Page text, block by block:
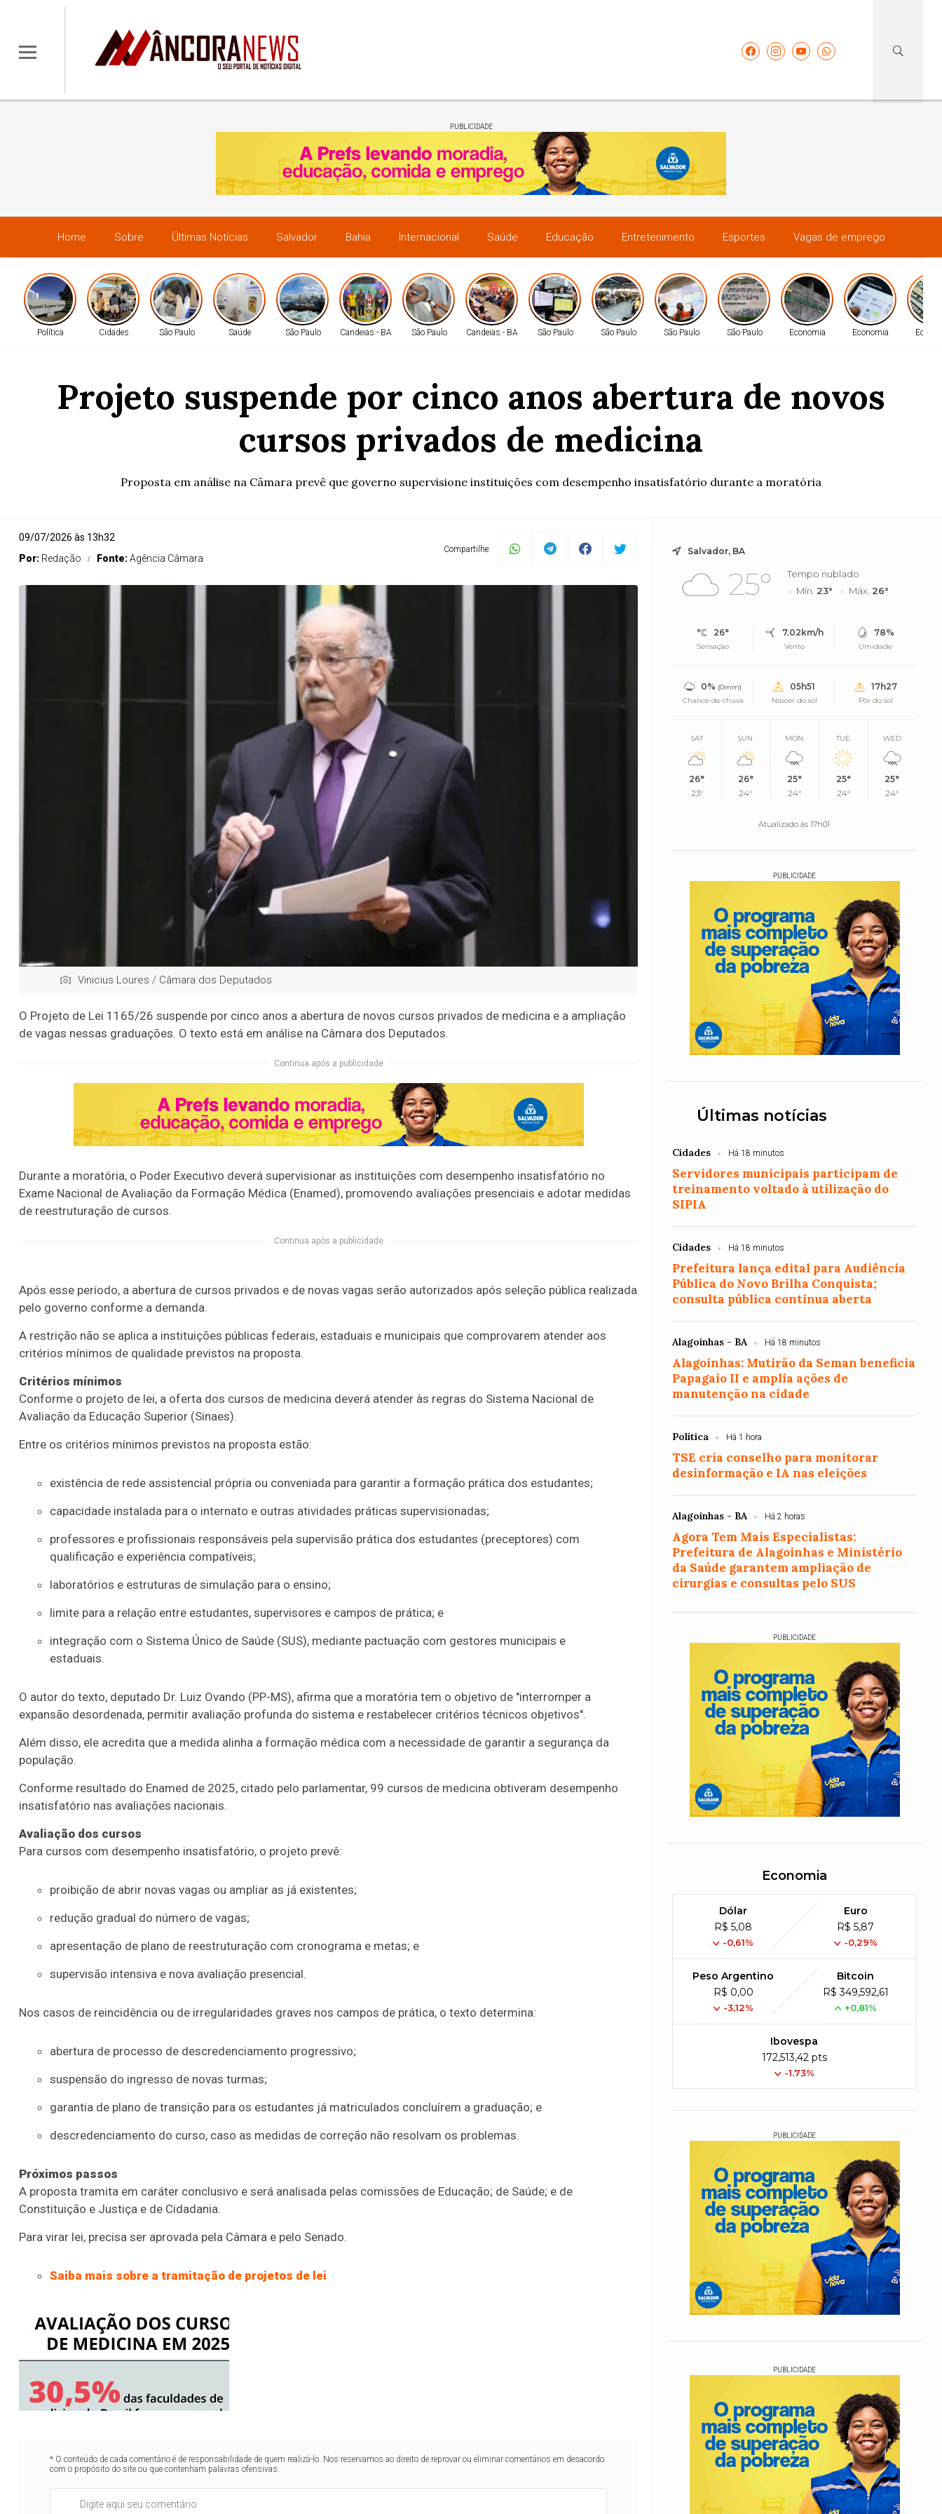
PUBLICIDADE
Home Sobre Últimas Notícias Salvador Bahia Internacional Saúde Educação Entretenimento Esportes Vagas de emprego
Política Cidades São Paulo Saúde São Paulo Candeias - BA São Paulo Candeias - BA São Paulo São Paulo São Paulo São Paulo Economia Economia
Projeto suspende por cinco anos abertura de novos
cursos privados de medicina
Proposta em análise na Câmara prevê que governo supervisione instituições com desempenho insatisfatório durante a moratória
09/07/2026 às 13h32
Por: Redação Fonte:Agência Câmara
Compartilhe:
Vinicius Loures / Câmara dos Deputados
O Projeto de Lei 1165/26 suspende por cinco anos a abertura de novos cursos privados de medicina e a ampliação
de vagas nessas graduações. O texto está em análise na Câmara dos Deputados.
Continua após a publicidade
Durante a moratória, o Poder Executivo deverá supervisionar as instituições com desempenho insatisfatório no
Exame Nacional de Avaliação da Formação Médica (Enamed), promovendo avaliações presenciais e adotar medidas
de reestruturação de cursos.
Continua após a publicidade
Após esse período, a abertura de cursos privados e de novas vagas serão autorizados após seleção pública realizada
pelo governo conforme a demanda.
A restrição não se aplica a instituições públicas federais, estaduais e municipais que comprovarem atender aos
critérios mínimos de qualidade previstos na proposta.
Critérios mínimos
Conforme o projeto de lei, a oferta dos cursos de medicina deverá atender às regras do Sistema Nacional de
Avaliação da Educação Superior (Sinaes).
Entre os critérios mínimos previstos na proposta estão:
existência de rede assistencial própria ou conveniada para garantir a formação prática dos estudantes;
capacidade instalada para o internato e outras atividades práticas supervisionadas;
professores e profissionais responsáveis pela supervisão prática dos estudantes (preceptores) com
qualificação e experiência compatíveis;
laboratórios e estruturas de simulação para o ensino;
limite para a relação entre estudantes, supervisores e campos de prática; e
integração com o Sistema Único de Saúde (SUS), mediante pactuação com gestores municipais e
estaduais.
O autor do texto, deputado Dr. Luiz Ovando (PP-MS), afirma que a moratória tem o objetivo de "interromper a
expansão desordenada, permitir avaliação profunda do sistema e restabelecer critérios técnicos objetivos".
Além disso, ele acredita que a medida alinha a formação médica com a necessidade de garantir a segurança da
população.
Conforme resultado do Enamed de 2025, citado pelo parlamentar, 99 cursos de medicina obtiveram desempenho
insatisfatório nas avaliações nacionais.
Avaliação dos cursos
Para cursos com desempenho insatisfatório, o projeto prevê:
proibição de abrir novas vagas ou ampliar as já existentes;
redução gradual do número de vagas;
apresentação de plano de reestruturação com cronograma e metas; e
supervisão intensiva e nova avaliação presencial.
Nos casos de reincidência ou de irregularidades graves nos campos de prática, o texto determina:
abertura de processo de descredenciamento progressivo;
suspensão do ingresso de novas turmas;
garantia de plano de transição para os estudantes já matriculados concluírem a graduação; e
descredenciamento do curso, caso as medidas de correção não resolvam os problemas.
Próximos passos
A proposta tramita em caráter conclusivo e será analisada pelas comissões de Educação; de Saúde; e de
Constituição e Justiça e de Cidadania.
Para virar lei, precisa ser aprovada pela Câmara e pelo Senado.
Saiba mais sobre a tramitação de projetos de lei
* O conteúdo de cada comentário é de responsabilidade de quem realizá-lo. Nos reservamos ao direito de reprovar ou eliminar comentários em desacordo
com o propósito do site ou que contenham palavras ofensivas.
Salvador, BA
25°
Tempo nublado
Mín. 23° Máx. 26°
26°
Sensação
7.02km/h
Vento
78%
Umidade
0% (0mm)
Chance de chuva
05h51
Nascer do sol
17h27
Pôr do sol
SAT
26°
23°
SUN
26°
24°
MON
25°
24°
TUE
25°
24°
WED
25°
24°
Atualizado às 17h01
PUBLICIDADE
Últimas notícias
Cidades Há 18 minutos
Servidores municipais participam de
treinamento voltado à utilização do
SIPIA
Cidades Há 18 minutos
Prefeitura lança edital para Audiência
Pública do Novo Brilha Conquista;
consulta pública continua aberta
Alagoinhas - BA Há 18 minutos
Alagoinhas: Mutirão da Seman beneficia
Papagaio II e amplia ações de
manutenção na cidade
Política Há 1 hora
TSE cria conselho para monitorar
desinformação e IA nas eleições
Alagoinhas - BA Há 2 horas
Agora Tem Mais Especialistas:
Prefeitura de Alagoinhas e Ministério
da Saúde garantem ampliação de
cirurgias e consultas pelo SUS
PUBLICIDADE
Economia
Dólar
R$ 5,08
-0,61%
Euro
R$ 5,87
-0,29%
Peso Argentino
R$ 0,00
-3,12%
Bitcoin
R$ 349,592,61
+0,81%
Ibovespa
172,513,42 pts
-1.73%
PUBLICIDADE
PUBLICIDADE